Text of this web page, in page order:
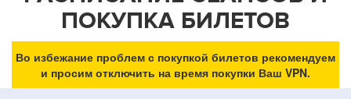
ПОКУПКА БИЛЕТОВ
Во избежание проблем с покупкой билетов рекомендуем
и просим отключить на время покупки Ваш VPN.